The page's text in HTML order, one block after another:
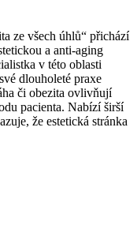
ze všech úhlů“ přichází
a anti-aging
v této oblasti
dlouholeté praxe
či obezita ovlivňují
pacienta. Nabízí širší
že estetická stránka